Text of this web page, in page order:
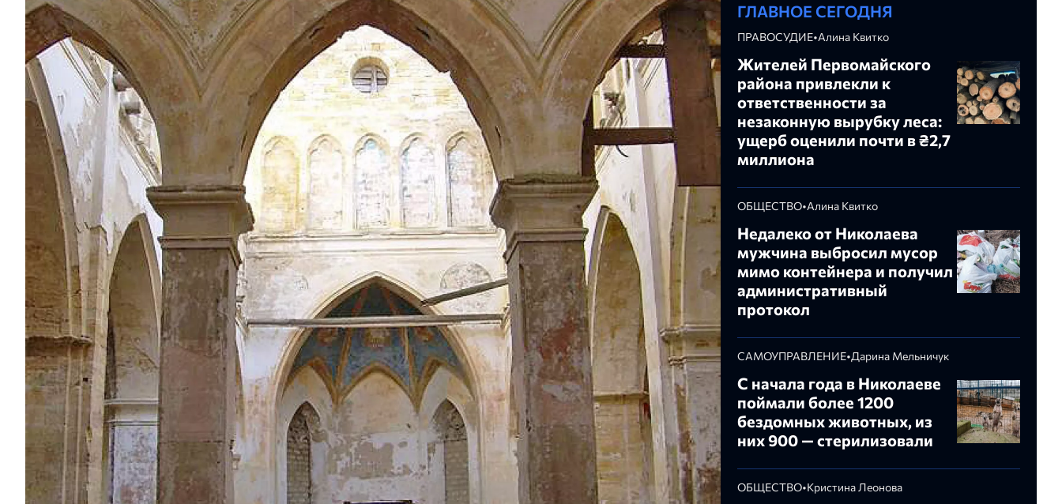
ГЛАВНОЕ СЕГОДНЯ
ПРАВОСУДИЕ•Алина Квитко
Жителей Первомайского
района привлекли к
ответственности за
незаконную вырубку леса:
ущерб оценили почти в ₴2,7
миллиона
ОБЩЕСТВО•Алина Квитко
Недалеко от Николаева
мужчина выбросил мусор
мимо контейнера и получил
административный
протокол
САМОУПРАВЛЕНИЕ•Дарина Мельничук
С начала года в Николаеве
поймали более 1200
бездомных животных, из
них 900 — стерилизовали
ОБЩЕСТВО•Кристина Леонова